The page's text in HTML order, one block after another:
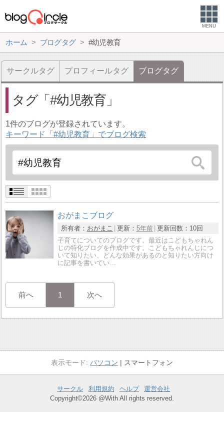
MENU
ホーム ブログタグ #幼児教育
サークルタグ プロフィールタグ ブログタグ
タグ #幼児教育
1件のブログが登録されています。
キーワード「#幼児教育」でブログ検索
おがまこブログ
所有者： おがまこ 更新： 5年前 更新回数： 10回
子育てについてのブログです。最近はこどもちゃれん
じの特化ブログを作成中です。こどもちゃれんじにつ
いて知りたい、どんな効果があるのと知りたい方向け
に記事を書いてい…
前へ 1 次へ
パソコン スマートフォン
サークル 利用規約 ヘルプ
運営会社
Copyright©2026 @With All rights reserved.